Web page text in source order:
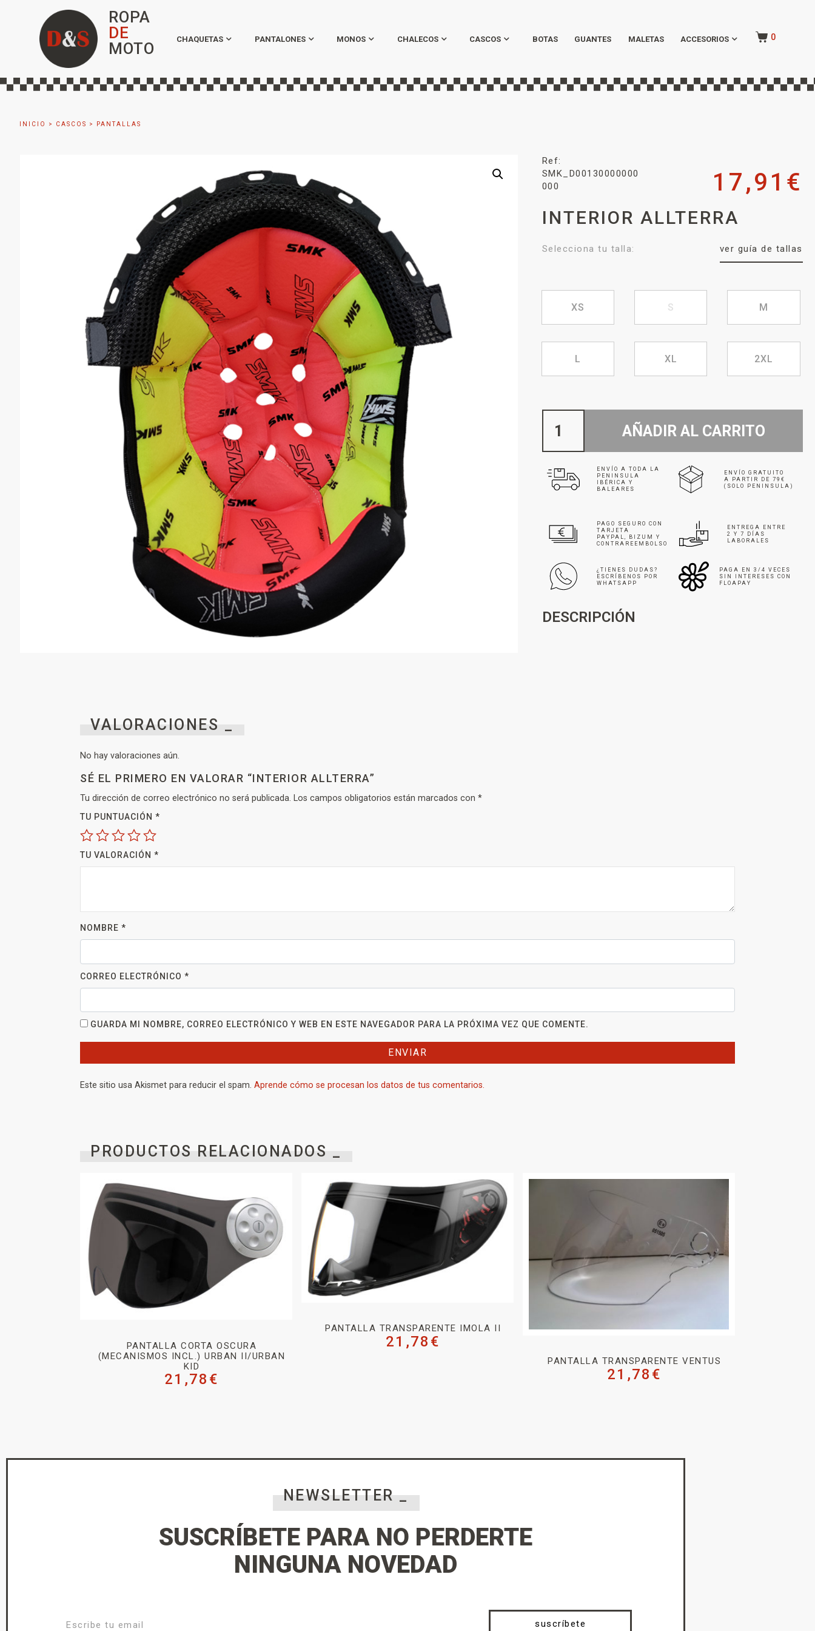
ROPA
DE
MOTO
CHAQUETAS PANTALONES MONOS CHALECOS CASCOS BOTAS GUANTES MALETAS ACCESORIOS 0
INICIO > CASCOS > PANTALLAS
Ref:
SMK_D00130000000
000
17,91 €
INTERIOR ALLTERRA
Selecciona tu talla: ver guía de tallas
XS S M
L XL 2XL
AÑADIR AL CARRITO
ENVÍO A TODA LA
PENINSULA
IBÉRICA Y
BALEARES
ENVÍO GRATUITO
A PARTIR DE 79€
(SOLO PENINSULA)
PAGO SEGURO CON
TARJETA
PAYPAL, BIZUM Y
CONTRAREEMBOLSO
ENTREGA ENTRE
2 Y 7 DÍAS
LABORALES
¿TIENES DUDAS?
ESCRÍBENOS POR
WHATSAPP
PAGA EN 3/4 VECES
SIN INTERESES CON
FLOAPAY
DESCRIPCIÓN
VALORACIONES _
No hay valoraciones aún.
SÉ EL PRIMERO EN VALORAR “INTERIOR ALLTERRA”
Tu dirección de correo electrónico no será publicada. Los campos obligatorios están marcados con *
TU PUNTUACIÓN *
TU VALORACIÓN *
NOMBRE *
CORREO ELECTRÓNICO *
GUARDA MI NOMBRE, CORREO ELECTRÓNICO Y WEB EN ESTE NAVEGADOR PARA LA PRÓXIMA VEZ QUE COMENTE.
Este sitio usa Akismet para reducir el spam. Aprende cómo se procesan los datos de tus comentarios.
PRODUCTOS RELACIONADOS _
PANTALLA CORTA OSCURA
(MECANISMOS INCL.) URBAN II/URBAN
KID
21,78 €
PANTALLA TRANSPARENTE IMOLA II
21,78 €
PANTALLA TRANSPARENTE VENTUS
21,78 €
NEWSLETTER _
SUSCRÍBETE PARA NO PERDERTE
NINGUNA NOVEDAD
suscríbete